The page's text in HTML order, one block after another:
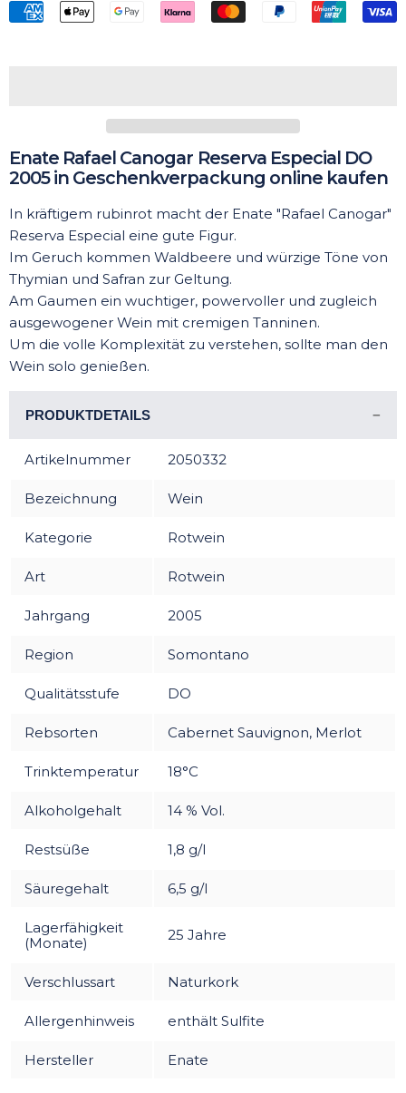
Enate Rafael Canogar Reserva Especial DO
2005 in Geschenkverpackung online kaufen
In kräftigem rubinrot macht der Enate "Rafael Canogar"
Reserva Especial eine gute Figur.
Im Geruch kommen Waldbeere und würzige Töne von
Thymian und Safran zur Geltung.
Am Gaumen ein wuchtiger, powervoller und zugleich
ausgewogener Wein mit cremigen Tanninen.
Um die volle Komplexität zu verstehen, sollte man den
Wein solo genießen.
PRODUKTDETAILS
Artikelnummer 2050332
Bezeichnung Wein
Kategorie Rotwein
Art Rotwein
Jahrgang 2005
Region Somontano
Qualitätsstufe DO
Rebsorten Cabernet Sauvignon, Merlot
Trinktemperatur 18°C
Alkoholgehalt 14 % Vol.
Restsüße 1,8 g/l
Säuregehalt 6,5 g/l
Lagerfähigkeit
(Monate)
25 Jahre
Verschlussart Naturkork
Allergenhinweis enthält Sulfite
Hersteller Enate